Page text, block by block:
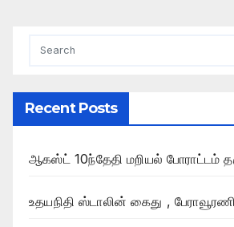
Recent Posts
ஆகஸ்ட் 10ந்தேதி மறியல் போராட்டம்
உதயநிதி ஸ்டாலின் கைது ,